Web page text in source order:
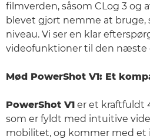
filmverden, såsom CLog 3 og
blevet gjort nemme at bruge,
niveau. Vi ser en klar
videofunktioner til den næste
Mød PowerShot V1: Et
PowerShot V1 er et kraftfuldt
som er fyldt med intuitive
mobilitet, og kommer med